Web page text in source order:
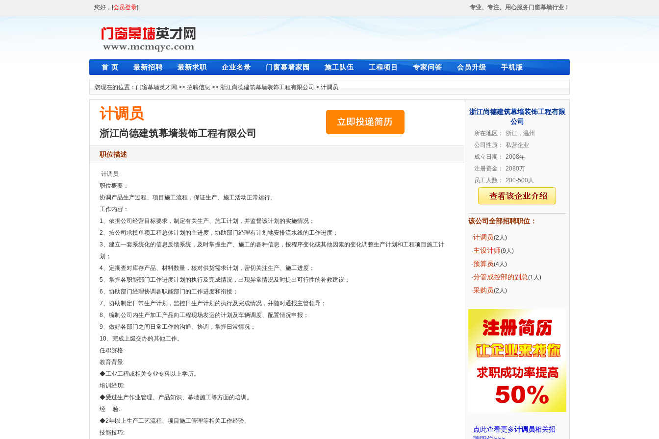
您好，[会员登录] 专业、专注、用心服务门窗幕墙行业！
首 页 最新招聘 最新求职 企业名录 门窗幕墙家园 施工队伍 工程项目 专家问答 会员升级 手机版
您现在的位置： 门窗幕墙英才网 >> 招聘信息 >> 浙江尚德建筑幕墙装饰工程有限公司 > 计调员
计调员
浙江尚德建筑幕墙装饰工程有限公司
职位描述
计调员
职位概要：
协调产品生产过程、项目施工流程，保证生产、施工活动正常运行。
工作内容：
1、依据公司经营目标要求，制定有关生产、施工计划，并监督该计划的实施情况；
2、按公司承揽单项工程总体计划的主进度，协助部门经理有计划地安排流水线的工作进度；
3、建立一套系统化的信息反馈系统，及时掌握生产、施工的各种信息，按程序变化或其他因素的变化调整生产计划和工程项目施工计
划；
4、定期查对库存产品、材料数量，核对供货需求计划，密切关注生产、施工进度；
5、掌握各职能部门工作进度计划的执行及完成情况，出现异常情况及时提出可行性的补救建议；
6、协助部门经理协调各职能部门的工作进度和衔接；
7、协助制定日常生产计划，监控日生产计划的执行及完成情况，并随时通报主管领导；
8、编制公司内生产加工产品向工程现场发运的计划及车辆调度、配置情况申报；
9、做好各部门之间日常工作的沟通、协调，掌握日常情况；
10、完成上级交办的其他工作。
任职资格:
教育背景:
◆工业工程或相关专业专科以上学历。
培训经历:
◆受过生产作业管理、产品知识、幕墙施工等方面的培训。
经 验:
◆2年以上生产工艺流程、项目施工管理等相关工作经验。
技能技巧:
浙江尚德建筑幕墙装饰工程有限
公司
所在地区：
浙江，温州
公司性质：
私营企业
成立日期：
2008年
注册资金：
2080万
员工人数：
200-500人
该公司全部招聘职位：
·计调员(2人)
·主设计师(9人)
·预算员(4人)
·分管成控部的副总(1人)
·采购员(2人)
点此查看更多计调员相关招